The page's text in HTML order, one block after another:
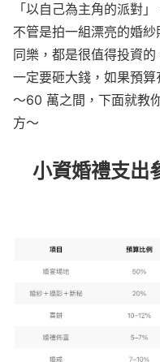
「以自己為主角的派對
不管是拍一組漂亮的婚
同樂，都是很值得投資
一定要砸大錢，如果預
～60 萬之間，下面就教
方～
小資婚禮支出